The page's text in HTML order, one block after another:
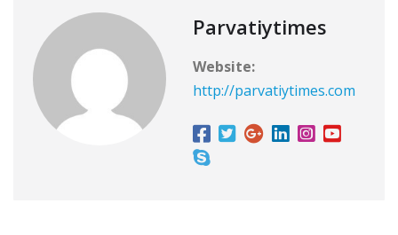
Parvatiytimes
Website:
http://parvatiytimes.com